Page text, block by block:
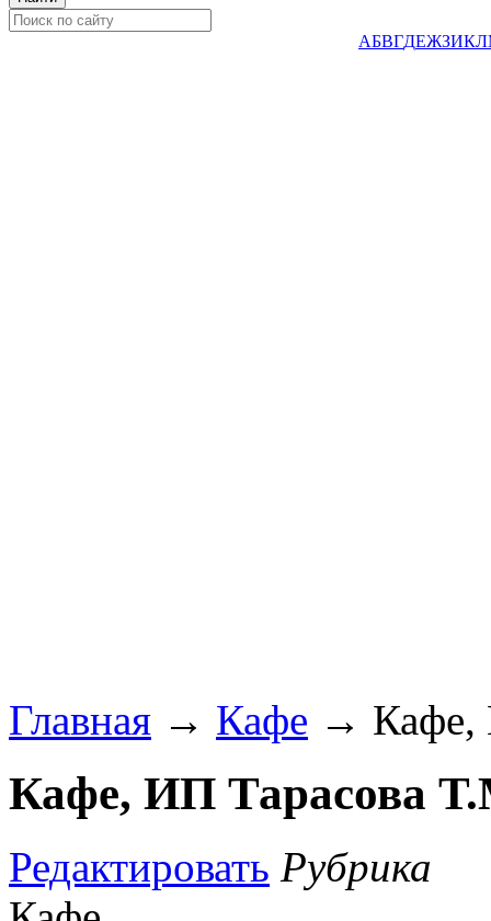
АБВГДЕЖЗИКЛ
Главная → Кафе → Кафе,
Кафе, ИП Тарасова
Редактировать Рубрика